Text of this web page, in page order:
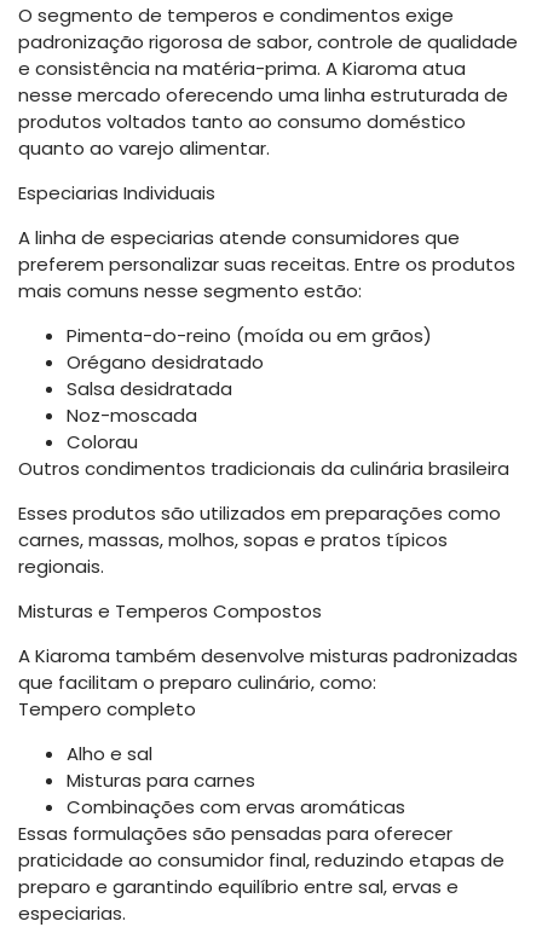
O segmento de temperos e condimentos exige
padronização rigorosa de sabor, controle de qualidade
e consistência na matéria-prima. A Kiaroma atua
nesse mercado oferecendo uma linha estruturada de
produtos voltados tanto ao consumo doméstico
quanto ao varejo alimentar.
Especiarias Individuais
A linha de especiarias atende consumidores que
preferem personalizar suas receitas. Entre os produtos
mais comuns nesse segmento estão:
Pimenta-do-reino (moída ou em grãos)
Orégano desidratado
Salsa desidratada
Noz-moscada
Colorau
Outros condimentos tradicionais da culinária brasileira
Esses produtos são utilizados em preparações como
carnes, massas, molhos, sopas e pratos típicos
regionais.
Misturas e Temperos Compostos
A Kiaroma também desenvolve misturas padronizadas
que facilitam o preparo culinário, como:
Tempero completo
Alho e sal
Misturas para carnes
Combinações com ervas aromáticas
Essas formulações são pensadas para oferecer
praticidade ao consumidor final, reduzindo etapas de
preparo e garantindo equilíbrio entre sal, ervas e
especiarias.